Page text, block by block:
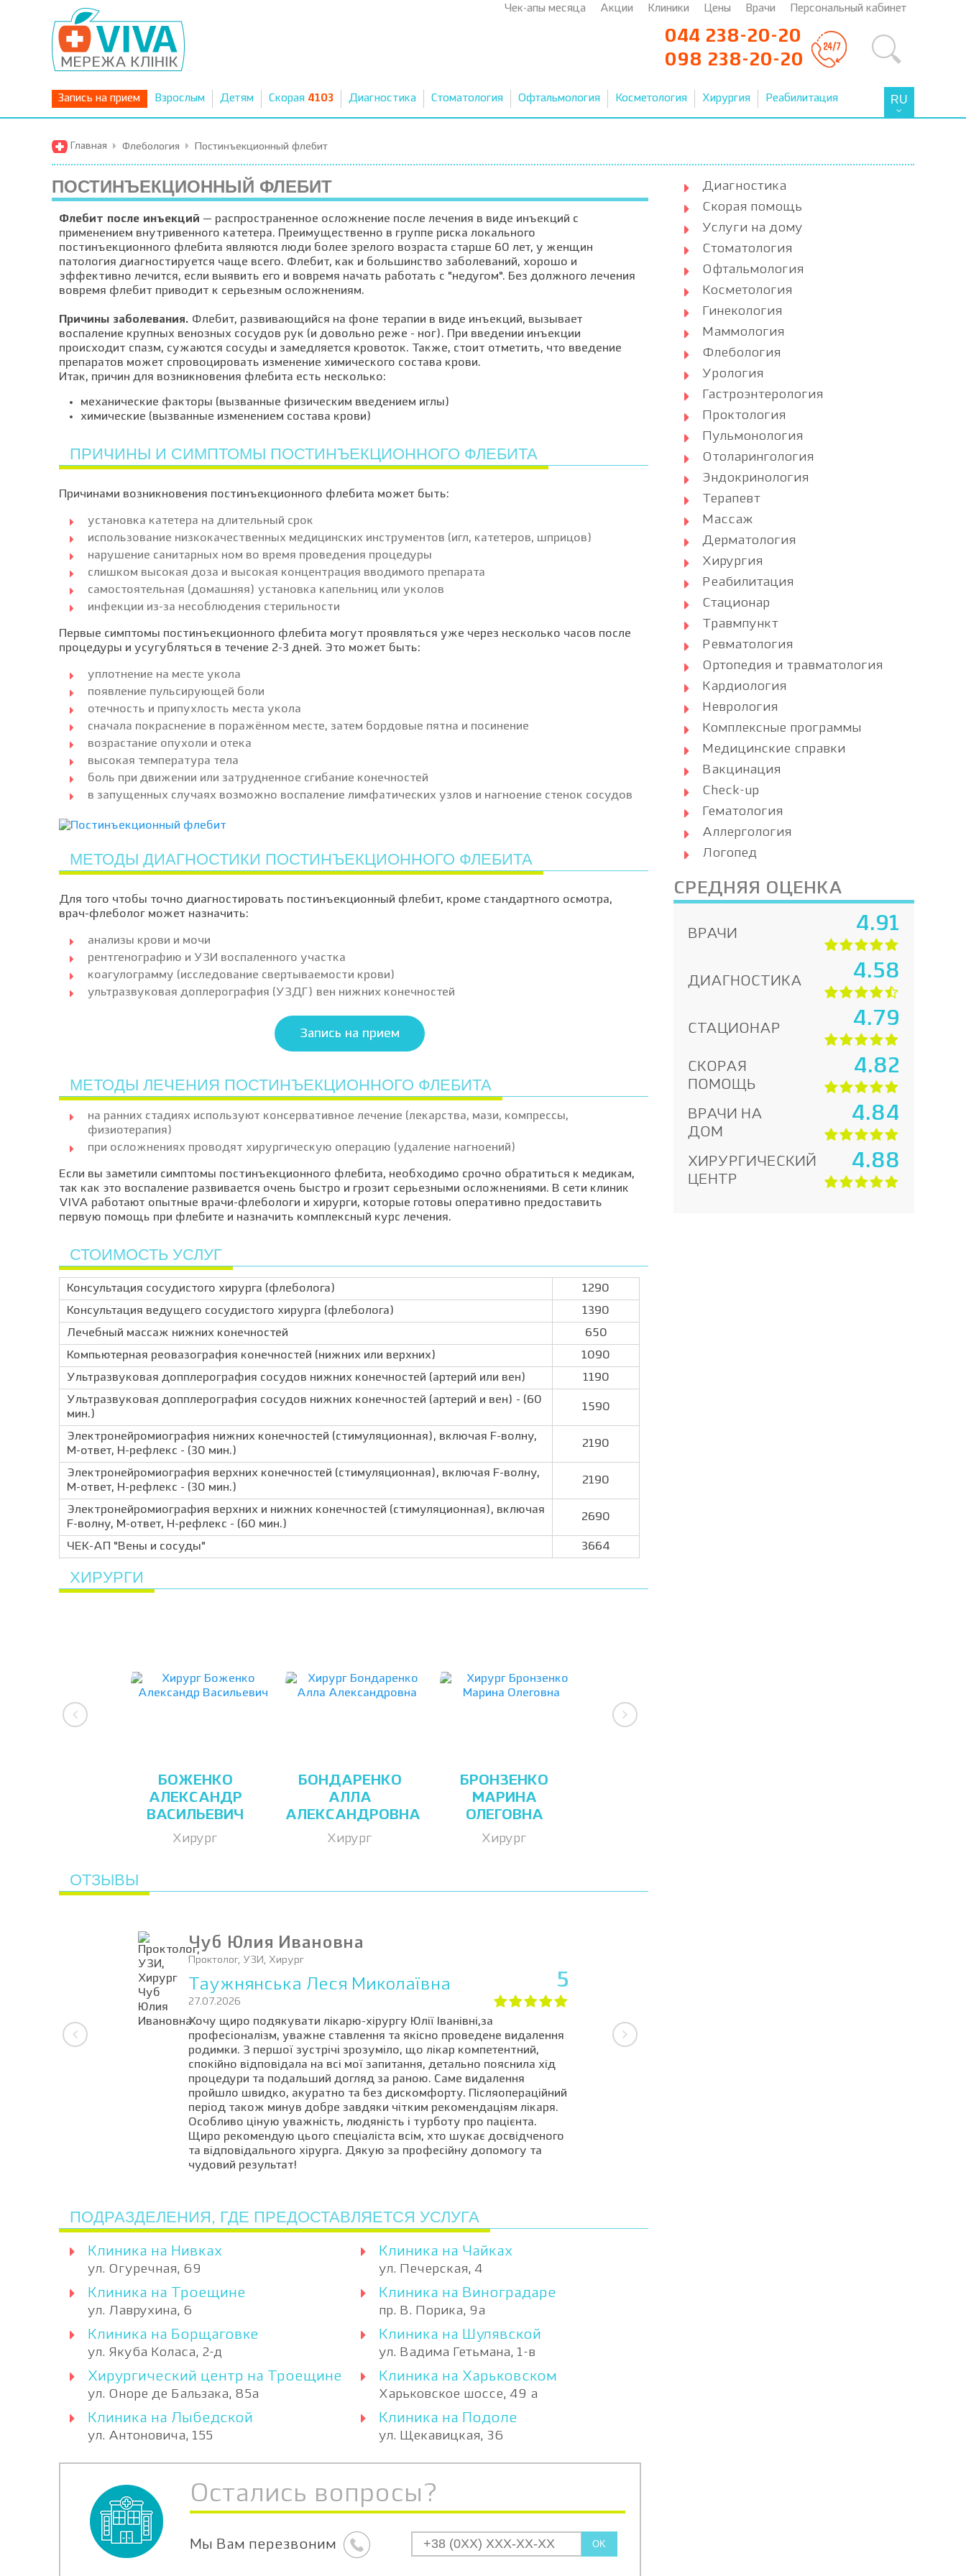
Чек-апы месяца Акции Клиники Цены Врачи Персональный кабинет
044 238-20-20
098 238-20-20
Запись на прием Взрослым Детям Скорая 4103 Диагностика Стоматология Офтальмология Косметология Хирургия Реабилитация RU
Главная Флебология Постинъекционный флебит
ПОСТИНЪЕКЦИОННЫЙ ФЛЕБИТ
Флебит после инъекций — распространенное осложнение после лечения в виде инъекций с
применением внутривенного катетера. Преимущественно в группе риска локального
постинъекционного флебита являются люди более зрелого возраста старше 60 лет, у женщин
патология диагностируется чаще всего. Флебит, как и большинство заболеваний, хорошо и
эффективно лечится, если выявить его и вовремя начать работать с "недугом". Без должного лечения
вовремя флебит приводит к серьезным осложнениям.
Причины заболевания. Флебит, развивающийся на фоне терапии в виде инъекций, вызывает
воспаление крупных венозных сосудов рук (и довольно реже - ног). При введении инъекции
происходит спазм, сужаются сосуды и замедляется кровоток. Также, стоит отметить, что введение
препаратов может спровоцировать изменение химического состава крови.
Итак, причин для возникновения флебита есть несколько:
механические факторы (вызванные физическим введением иглы)
химические (вызванные изменением состава крови)
ПРИЧИНЫ И СИМПТОМЫ ПОСТИНЪЕКЦИОННОГО ФЛЕБИТА
Причинами возникновения постинъекционного флебита может быть:
установка катетера на длительный срок
использование низкокачественных медицинских инструментов (игл, катетеров, шприцов)
нарушение санитарных ном во время проведения процедуры
слишком высокая доза и высокая концентрация вводимого препарата
самостоятельная (домашняя) установка капельниц или уколов
инфекции из-за несоблюдения стерильности
Первые симптомы постинъекционного флебита могут проявляться уже через несколько часов после
процедуры и усугубляться в течение 2-3 дней. Это может быть:
уплотнение на месте укола
появление пульсирующей боли
отечность и припухлость места укола
сначала покраснение в поражённом месте, затем бордовые пятна и посинение
возрастание опухоли и отека
высокая температура тела
боль при движении или затрудненное сгибание конечностей
в запущенных случаях возможно воспаление лимфатических узлов и нагноение стенок сосудов
МЕТОДЫ ДИАГНОСТИКИ ПОСТИНЪЕКЦИОННОГО ФЛЕБИТА
Для того чтобы точно диагностировать постинъекционный флебит, кроме стандартного осмотра,
врач-флеболог может назначить:
анализы крови и мочи
рентгенографию и УЗИ воспаленного участка
коагулограмму (исследование свертываемости крови)
ультразвуковая доплерография (​УЗДГ) вен нижних конечностей
Запись на прием
МЕТОДЫ ЛЕЧЕНИЯ ПОСТИНЪЕКЦИОННОГО ФЛЕБИТА
на ранних стадиях используют консервативное лечение (лекарства, мази, компрессы,
физиотерапия)
при осложнениях проводят хирургическую операцию (удаление нагноений)
Если вы заметили симптомы постинъекционного флебита, необходимо срочно обратиться к медикам,
так как это воспаление развивается очень быстро и грозит серьезными осложнениями. В сети клиник
VIVA работают опытные врачи-флебологи и хирурги, которые готовы оперативно предоставить
первую помощь при флебите и назначить комплексный курс лечения.
СТОИМОСТЬ УСЛУГ
Консультация сосудистого хирурга (флеболога)
1290
Консультация ведущего сосудистого хирурга (флеболога)
1390
Лечебный массаж нижних конечностей
650
Компьютерная реовазография конечностей (нижних или верхних)
1090
Ультразвуковая допплерография сосудов нижних конечностей (артерий или вен)
1190
Ультразвуковая допплерография сосудов нижних конечностей (артерий и вен) - (60
мин.)
1590
Электронейромиография нижних конечностей (стимуляционная), включая F-волну,
М-ответ, Н-рефлекс - (30 мин.)
2190
Электронейромиография верхних конечностей (стимуляционная), включая F-волну,
М-ответ, Н-рефлекс - (30 мин.)
2190
Электронейромиография верхних и нижних конечностей (стимуляционная), включая
F-волну, М-ответ, Н-рефлекс - (60 мин.)
2690
ЧЕК-АП "Вены и сосуды" 3664
ХИРУРГИ
БОЖЕНКО
АЛЕКСАНДР
ВАСИЛЬЕВИЧ
Хирург
БОНДАРЕНКО
АЛЛА
АЛЕКСАНДРОВНА
Хирург
БРОНЗЕНКО
МАРИНА
ОЛЕГОВНА
Хирург
ОТЗЫВЫ
Чуб Юлия Ивановна
Проктолог, УЗИ, Хирург
Таужнянська Леся Миколаївна
27.07.2026
5
Хочу щиро подякувати лікарю-хірургу Юлії Іванівні,за
професіоналізм, уважне ставлення та якісно проведене видалення
родимки. З першої зустрічі зрозуміло, що лікар компетентний,
спокійно відповідала на всі мої запитання, детально пояснила хід
процедури та подальший догляд за раною. Саме видалення
пройшло швидко, акуратно та без дискомфорту. Післяопераційний
період також минув добре завдяки чітким рекомендаціям лікаря.
Особливо ціную уважність, людяність і турботу про пацієнта.
Щиро рекомендую цього спеціаліста всім, хто шукає досвідченого
та відповідального хірурга. Дякую за професійну допомогу та
чудовий результат!
ПОДРАЗДЕЛЕНИЯ, ГДЕ ПРЕДОСТАВЛЯЕТСЯ УСЛУГА
Клиника на Нивках
ул. Огуречная, 69
Клиника на Чайках
ул. Печерская, 4
Клиника на Троещине
ул. Лаврухина, 6
Клиника на Виноградаре
пр. В. Порика, 9а
Клиника на Борщаговке
ул. Якуба Коласа, 2-д
Клиника на Шулявской
ул. Вадима Гетьмана, 1-в
Хирургический центр на Троещине
ул. Оноре де Бальзака, 85а
Клиника на Харьковском
Харьковское шоссе, 49 а
Клиника на Лыбедской
ул. Антоновича, 155
Клиника на Подоле
ул. Щекавицкая, 36
Остались вопросы?
Мы Вам перезвоним OK
Диагностика
Скорая помощь
Услуги на дому
Стоматология
Офтальмология
Косметология
Гинекология
Маммология
Флебология
Урология
Гастроэнтерология
Проктология
Пульмонология
Отоларингология
Эндокринология
Терапевт
Массаж
Дерматология
Хирургия
Реабилитация
Стационар
Травмпункт
Ревматология
Ортопедия и травматология
Кардиология
Неврология
Комплексные программы
Медицинские справки
Вакцинация
Check-up
Гематология
Аллергология
Логопед
СРЕДНЯЯ ОЦЕНКА
ВРАЧИ 4.91
ДИАГНОСТИКА 4.58
СТАЦИОНАР 4.79
СКОРАЯ
ПОМОЩЬ
4.82
ВРАЧИ НА
ДОМ
4.84
ХИРУРГИЧЕСКИЙ
ЦЕНТР
4.88